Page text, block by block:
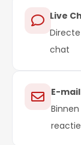
Live
chat
E-
reactie